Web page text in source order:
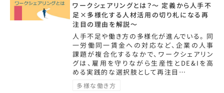
ワークシェアリングとは？～ 定義から人手不
足×多様化する人材活用の切り札になる再
注目の理由を解説～
人手不足や働き方の多様化が進んでいる。 同
一労働同一賃金への対応など、企業の人事
課題が複合化するなかで、ワークシェアリン
グは、雇用を守りながら生産性とDE&Iを高
める実践的な選択肢として再注目…
多様な働き方